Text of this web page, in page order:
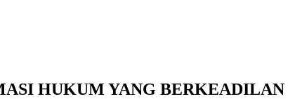
HUKUM YANG BERKEADILAN